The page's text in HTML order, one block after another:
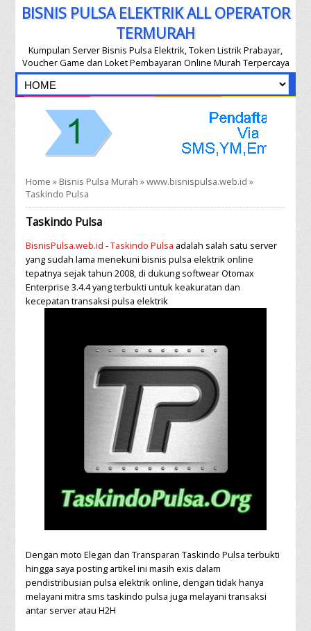
BISNIS PULSA ELEKTRIK ALL OPERATOR
TERMURAH
Kumpulan Server Bisnis Pulsa Elektrik, Token Listrik Prabayar,
Voucher Game dan Loket Pembayaran Online Murah Terpercaya
Home » Bisnis Pulsa Murah »www.bisnispulsa.web.id »
Taskindo Pulsa
Taskindo Pulsa
BisnisPulsa.web.id -Taskindo Pulsa adalah salah satu server
yang sudah lama menekuni bisnis pulsa elektrik online
tepatnya sejak tahun 2008, di dukung softwear Otomax
Enterprise 3.4.4 yang terbukti untuk keakuratan dan
kecepatan transaksi pulsa elektrik
Dengan moto Elegan dan Transparan Taskindo Pulsa terbukti
hingga saya posting artikel ini masih exis dalam
pendistribusian pulsa elektrik online, dengan tidak hanya
melayani mitra sms taskindo pulsa juga melayani transaksi
antar server atau H2H